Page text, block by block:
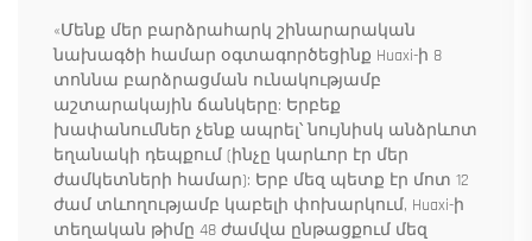
«Մենք մեր բարձրահարկ շինարարական
նախագծի համար օգտագործեցինք Huaxi-ի 8
տոննա բարձրացման ունակությամբ
աշտարակային ճանկերը: Երբեք
խափանումներ չենք ապրել՝ նույնիսկ անձրևոտ
եղանակի դեպքում (ինչը կարևոր էր մեր
ժամկետների համար): Երբ մեզ պետք էր մոտ 12
ժամ տևողությամբ կաբելի փոխարկում, Huaxi-ի
տեղական թիմը 48 ժամվա ընթացքում մեզ